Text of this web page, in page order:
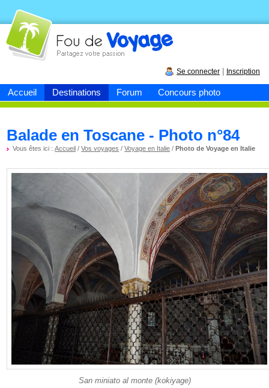
Accueil Destinations Forum Concours photo
Fou devoyage
Se connecter Inscription
Balade en Toscane - Photo n°84
Vous êtes ici :Accueil /Vos voyages /Voyage en Italie /Photo de Voyage en Italie
San miniato al monte (kokiyage)